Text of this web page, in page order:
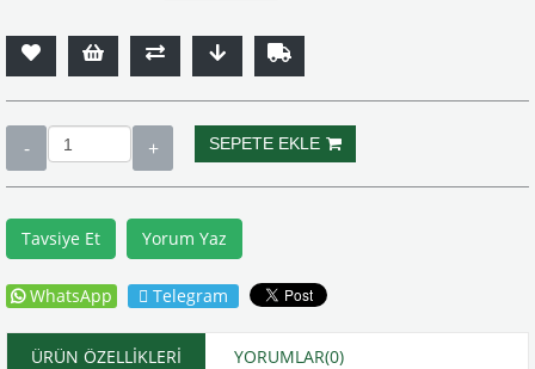
Tavsiye Et Yorum Yaz
WhatsApp Telegram
ÜRÜN ÖZELLIKLERI YORUMLAR(0)